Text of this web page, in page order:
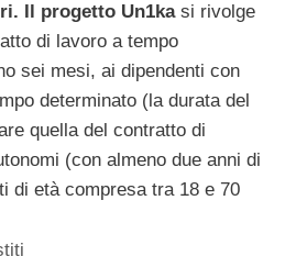
Il progetto Un1ka si rivolge
di lavoro a tempo
sei mesi, ai dipendenti con
determinato (la durata del
quella del contratto di
(con almeno due anni di
di età compresa tra 18 e 70